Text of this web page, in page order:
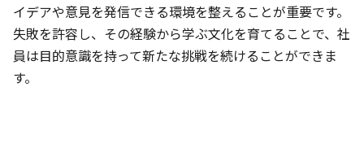
イデアや意見を発信できる環境を整えることが重要です。
失敗を許容し、その経験から学ぶ文化を育てることで、社
員は目的意識を持って新たな挑戦を続けることができま
す。